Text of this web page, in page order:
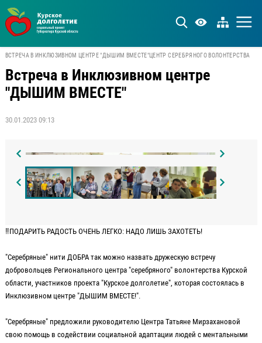
ВСТРЕЧА В ИНКЛЮЗИВНОМ ЦЕНТРЕ "ДЫШИМ ВМЕСТЕ" ЦЕНТР СЕРЕБРЯНОГО ВОЛОНТЕРСТВА
Встреча в Инклюзивном центре
"ДЫШИМ ВМЕСТЕ"
30.01.2023 09:13
‼ПОДАРИТЬ РАДОСТЬ ОЧЕНЬ ЛЕГКО: НАДО ЛИШЬ ЗАХОТЕТЬ!
"Серебряные" нити ДОБРА так можно назвать дружескую встречу
добровольцев Регионального центра "серебряного" волонтерства Курской
области, участников проекта "Курское долголетие", которая состоялась в
Инклюзивном центре "ДЫШИМ ВМЕСТЕ!".
"Серебряные" предложили руководителю Центра Татьяне Мирзахановой
свою помощь в содействии социальной адаптации людей с ментальными